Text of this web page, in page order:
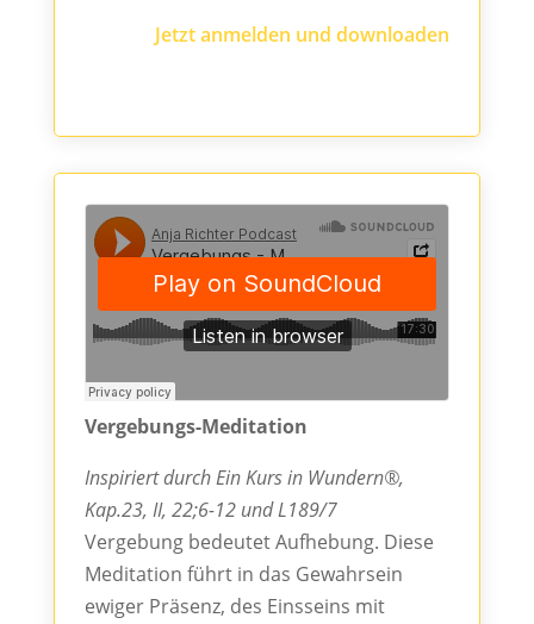
Jetzt anmelden und downloaden
Vergebungs-Meditation
Inspiriert durch Ein Kurs in Wundern®,
Kap.23, II, 22;6-12 und L189/7
Vergebung bedeutet Aufhebung. Diese
Meditation führt in das Gewahrsein
ewiger Präsenz, des Einsseins mit